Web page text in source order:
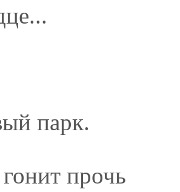
парк.
прочь